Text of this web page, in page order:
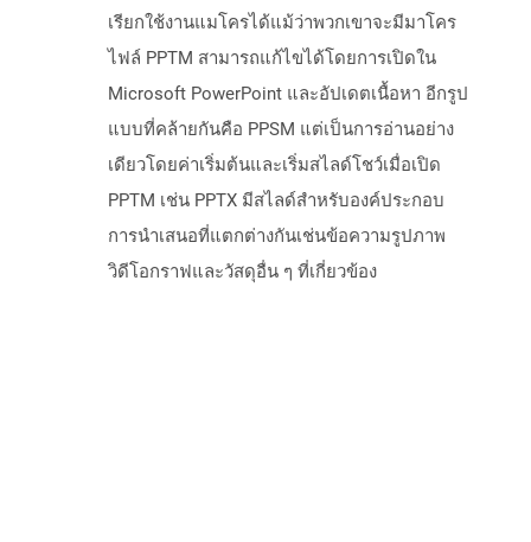
เรียกใช้งานแมโครได้แม้ว่าพวกเขาจะมีมาโคร
ไฟล์ PPTM สามารถแก้ไขได้โดยการเปิดใน
Microsoft PowerPoint และอัปเดตเนื้อหา อีกรูป
แบบที่คล้ายกันคือ PPSM แต่เป็นการอ่านอย่าง
เดียวโดยค่าเริ่มต้นและเริ่มสไลด์โชว์เมื่อเปิด
PPTM เช่น PPTX มีสไลด์สำหรับองค์ประกอบ
การนำเสนอที่แตกต่างกันเช่นข้อความรูปภาพ
วิดีโอกราฟและวัสดุอื่น ๆ ที่เกี่ยวข้อง